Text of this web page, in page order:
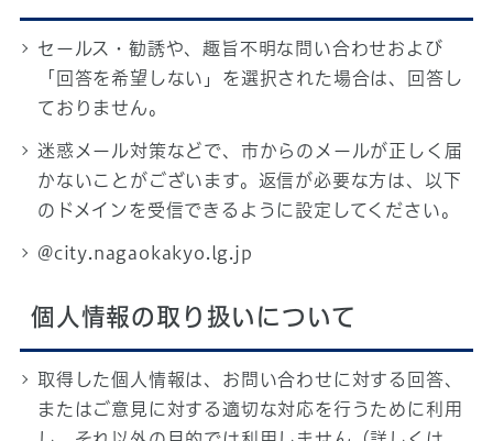
セールス・勧誘や、趣旨不明な問い合わせおよび
「回答を希望しない」を選択された場合は、回答し
ておりません。
迷惑メール対策などで、市からのメールが正しく届
かないことがございます。返信が必要な方は、以下
のドメインを受信できるように設定してください。
@city.nagaokakyo.lg.jp
個人情報の取り扱いについて
取得した個人情報は、お問い合わせに対する回答、
またはご意見に対する適切な対応を行うために利用